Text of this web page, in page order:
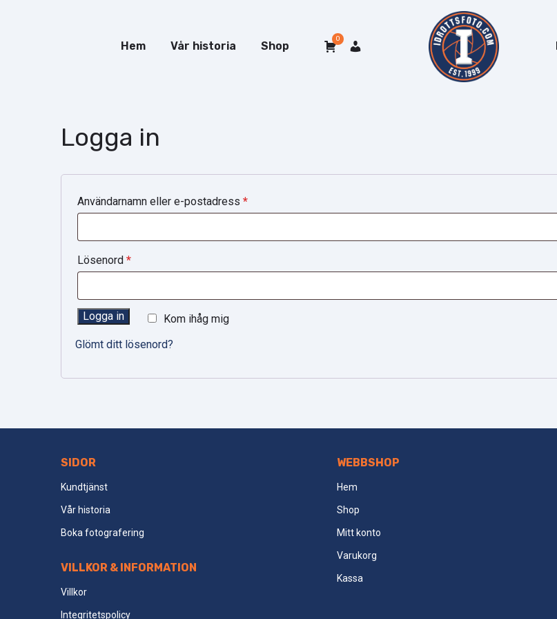
Hem Vår historia Shop
0
Logga in
Användarnamn eller e-postadress *Obligatoriskt
Lösenord *Obligatoriskt
Kom ihåg mig
Logga in
Glömt ditt lösenord?
FooterSIDOR
Kundtjänst
Vår historia
Boka fotografering
VILLKOR & INFORMATION
Villkor
Integritetspolicy
WEBBSHOP
Hem
Shop
Mitt konto
Varukorg
Kassa